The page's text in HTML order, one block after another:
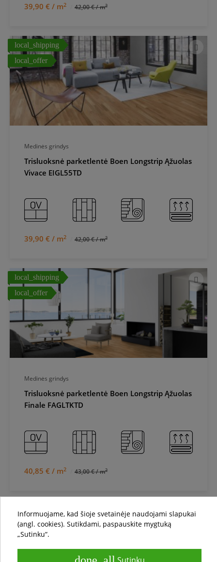
39,90 € / m2 42,00 € / m2
Medinės grindys
Trisluoksnė parketlentė Boen Longstrip Ąžuolas
Vivace EIGL55TD
39,90 € / m2 42,00 € / m2
local_shipping
local_offer
Medinės grindys
Trisluoksnė parketlentė Boen Longstrip Ąžuolas
Finale FAGLTKTD
40,85 € / m2 43,00 € / m2
local_shipping
local_offer
local_shipping
local_offer
Informuojame, kad šioje svetainėje naudojami slapukai
(angl. cookies). Sutikdami, paspauskite mygtuką
„Sutinku“.